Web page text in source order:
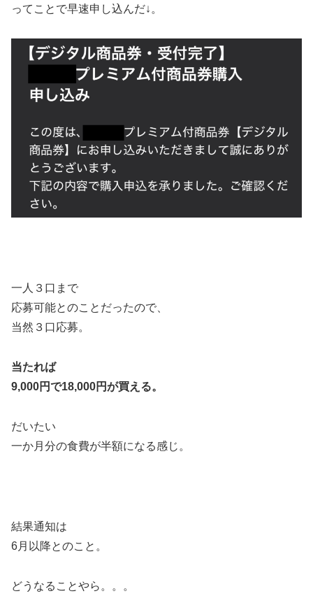
ってことで早速申し込んだ↓。
一人３口まで
応募可能とのことだったので、
当然３口応募。
当たれば
9,000円で18,000円が買える。
だいたい
一か月分の食費が半額になる感じ。
結果通知は
6月以降とのこと。
どうなることやら。。。